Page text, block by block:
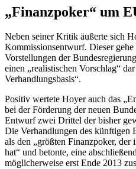
„Finanzpoker“ um
Neben seiner Kritik äußerte sich
Kommissionsentwurf. Dieser
Vorstellungen der
einen „realistischen Vorschlag“
Verhandlungsbasis“.
Positiv wertete Hoyer auch das
bei der Förderung der neuen
Entwurf zwei Drittel der bisher
Die Verhandlungen des künftigen
als den „größten Finanzpoker, der
hat“ und betonte, eine
möglicherweise erst Ende 2013